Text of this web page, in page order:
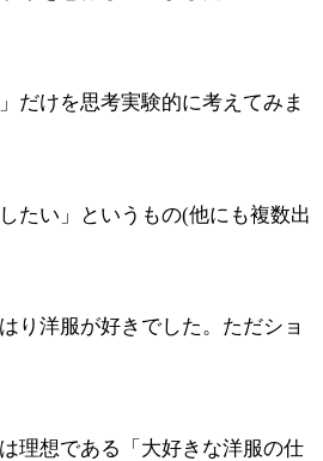
だけを思考実験的に考えてみま
たい」というもの(他にも複数出
り洋服が好きでした。ただショ
理想である「大好きな洋服の仕